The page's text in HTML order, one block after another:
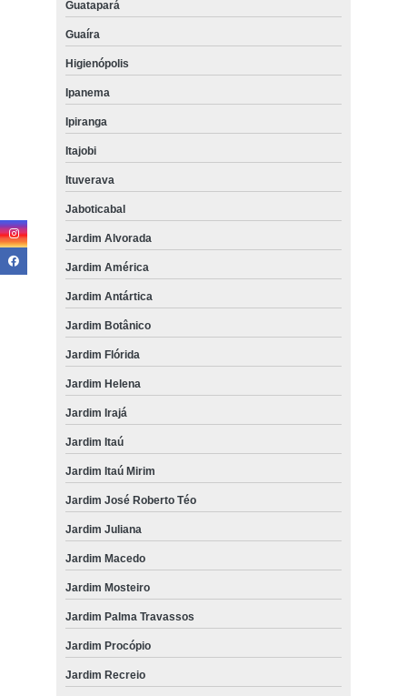
Guatapará
Guaíra
Higienópolis
Ipanema
Ipiranga
Itajobi
Ituverava
Jaboticabal
Jardim Alvorada
Jardim América
Jardim Antártica
Jardim Botânico
Jardim Flórida
Jardim Helena
Jardim Irajá
Jardim Itaú
Jardim Itaú Mirim
Jardim José Roberto Téo
Jardim Juliana
Jardim Macedo
Jardim Mosteiro
Jardim Palma Travassos
Jardim Procópio
Jardim Recreio